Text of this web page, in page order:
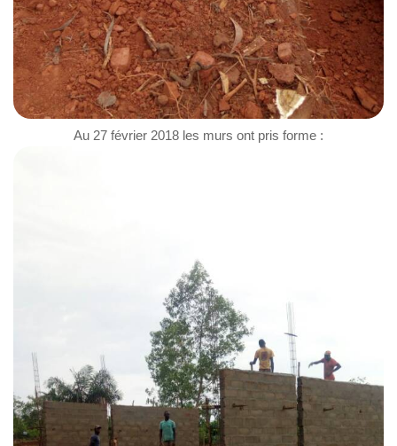
Au 27 février 2018 les murs ont pris forme :